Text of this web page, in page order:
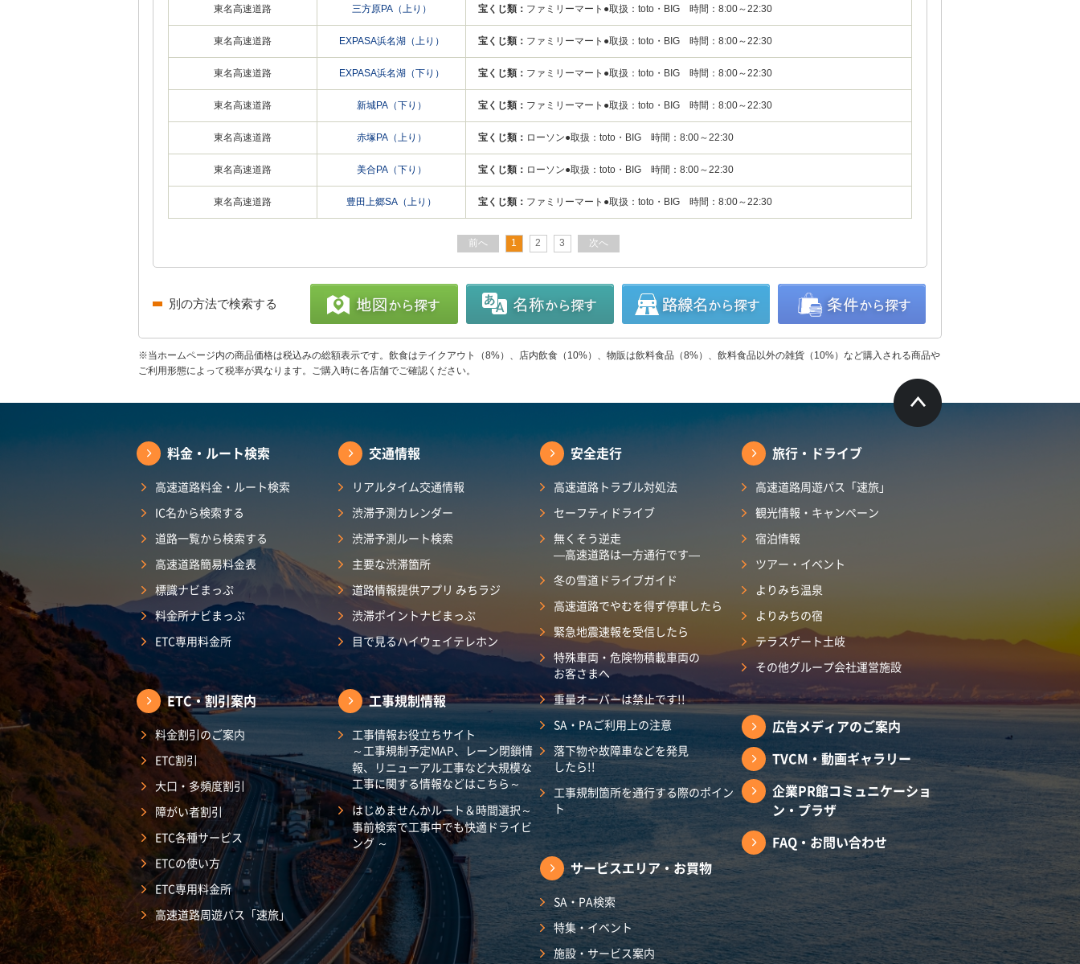
東名高速道路 三方原PA（上り） 宝くじ類： ファミリーマート●取扱：toto・BIG 時間：8:00～22:30
東名高速道路 EXPASA浜名湖（上り） 宝くじ類： ファミリーマート●取扱：toto・BIG 時間：8:00～22:30
東名高速道路 EXPASA浜名湖（下り） 宝くじ類： ファミリーマート●取扱：toto・BIG 時間：8:00～22:30
東名高速道路 新城PA（下り） 宝くじ類： ファミリーマート●取扱：toto・BIG 時間：8:00～22:30
東名高速道路 赤塚PA（上り） 宝くじ類： ローソン●取扱：toto・BIG 時間：8:00～22:30
東名高速道路 美合PA（下り） 宝くじ類： ローソン●取扱：toto・BIG 時間：8:00～22:30
東名高速道路 豊田上郷SA（上り） 宝くじ類： ファミリーマート●取扱：toto・BIG 時間：8:00～22:30
前へ 1 2 3 次へ
別の方法で検索する
※当ホームページ内の商品価格は税込みの総額表示です。飲食はテイクアウト（8%）、店内飲食（10%）、物販は飲料食品（8%）、飲料食品以外の雑貨（10%）など購入される商品や
ご利用形態によって税率が異なります。ご購入時に各店舗でご確認ください。
料金・ルート検索
高速道路料金・ルート検索
IC名から検索する
道路一覧から検索する
高速道路簡易料金表
標識ナビまっぷ
料金所ナビまっぷ
ETC専用料金所
ETC・割引案内
料金割引のご案内
ETC割引
大口・多頻度割引
障がい者割引
ETC各種サービス
ETCの使い方
ETC専用料金所
高速道路周遊パス「速旅」
交通情報
リアルタイム交通情報
渋滞予測カレンダー
渋滞予測ルート検索
主要な渋滞箇所
道路情報提供アプリ みちラジ
渋滞ポイントナビまっぷ
目で見るハイウェイテレホン
工事規制情報
工事情報お役立ちサイト
～工事規制予定MAP、レーン閉鎖情
報、リニューアル工事など大規模な
工事に関する情報などはこちら～
はじめませんかルート＆時間選択～
事前検索で工事中でも快適ドライビ
ング ～
安全走行
高速道路トラブル対処法
セーフティドライブ
無くそう逆走
―高速道路は一方通行です―
冬の雪道ドライブガイド
高速道路でやむを得ず停車したら
緊急地震速報を受信したら
特殊車両・危険物積載車両の
お客さまへ
重量オーバーは禁止です!!
SA・PAご利用上の注意
落下物や故障車などを発見
したら!!
工事規制箇所を通行する際のポイン
ト
サービスエリア・お買物
SA・PA検索
特集・イベント
施設・サービス案内
旅行・ドライブ
高速道路周遊パス「速旅」
観光情報・キャンペーン
宿泊情報
ツアー・イベント
よりみち温泉
よりみちの宿
テラスゲート土岐
その他グループ会社運営施設
広告メディアのご案内
TVCM・動画ギャラリー
企業PR館コミュニケーショ
ン・プラザ
FAQ・お問い合わせ